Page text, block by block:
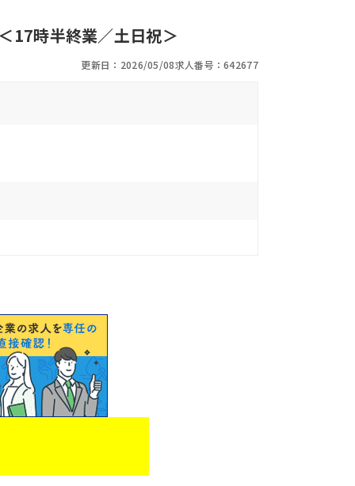
17時半終業／土日祝＞
更新日：2026/05/08求人番号：642677